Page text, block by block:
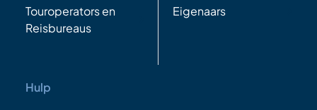
Touroperators en
Reisbureaus
Eigenaars
Hulp